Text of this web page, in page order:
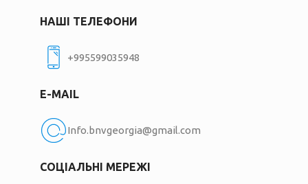
НАШІ ТЕЛЕФОНИ
+995599035948
E-MAIL
Info.bnvgeorgia@gmail.com
СОЦІАЛЬНІ МЕРЕЖІ